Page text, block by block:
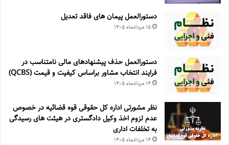
دستورالعمل پیمان های فاقد تعدیل
۱۵ مرداد‌ماه ۱۴۰۵
دستورالعمل حذف پيشنهادهای مالی نامتناسب در
فرايند انتخاب مشاور براساس كيفيت و قيمت (QCBS)
۱۴ مرداد‌ماه ۱۴۰۵
نظر مشورتی اداره کل حقوقی قوه قضائیه در خصوص
عدم لزوم اخذ وکیل دادگستری در هیئت های رسیدگی
به تخلفات اداری
۱۴ مرداد‌ماه ۱۴۰۵